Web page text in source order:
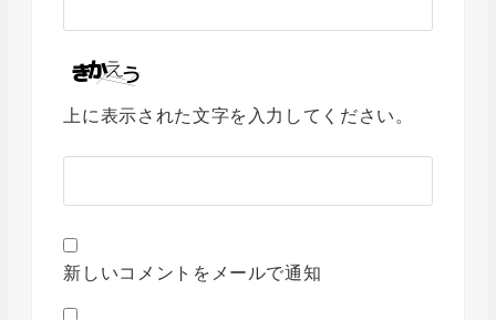
上に表示された文字を入力してください。
新しいコメントをメールで通知